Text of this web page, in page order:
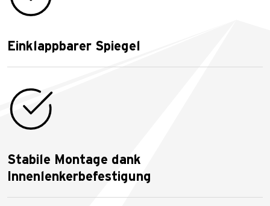
Einklappbarer Spiegel
Stabile Montage dank
Innenlenkerbefestigung